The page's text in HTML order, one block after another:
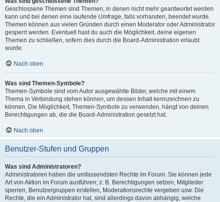
Geschlossene Themen sind Themen, in denen nicht mehr geantwortet werden
kann und bei denen eine laufende Umfrage, falls vorhanden, beendet wurde.
Themen können aus vielen Gründen durch einen Moderator oder Administrator
gesperrt werden. Eventuell hast du auch die Möglichkeit, deine eigenen
Themen zu schließen, sofern dies durch die Board-Administration erlaubt
wurde.
Nach oben
Was sind Themen-Symbole?
Themen-Symbole sind vom Autor ausgewählte Bilder, welche mit einem
Thema in Verbindung stehen können, um dessen Inhalt kennzeichnen zu
können. Die Möglichkeit, Themen-Symbole zu verwenden, hängt von deinen
Berechtigungen ab, die die Board-Administration gesetzt hat.
Nach oben
Benutzer-Stufen und Gruppen
Was sind Administratoren?
Administratoren haben die umfassendsten Rechte im Forum. Sie können jede
Art von Aktion im Forum ausführen; z. B. Berechtigungen setzen, Mitglieder
sperren, Benutzergruppen erstellen, Moderationsrechte vergeben usw. Die
Rechte, die ein Administrator hat, sind allerdings davon abhängig, welche